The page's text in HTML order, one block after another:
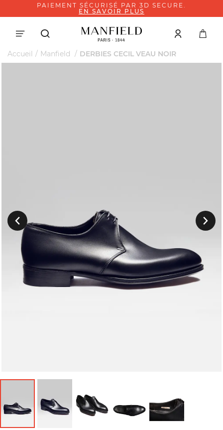
PAIEMENT SÉCURISÉ PAR 3D SECURE.
EN SAVOIR PLUS
Accueil Manfield DERBIES CECIL VEAU NOIR
Précedent Suivant